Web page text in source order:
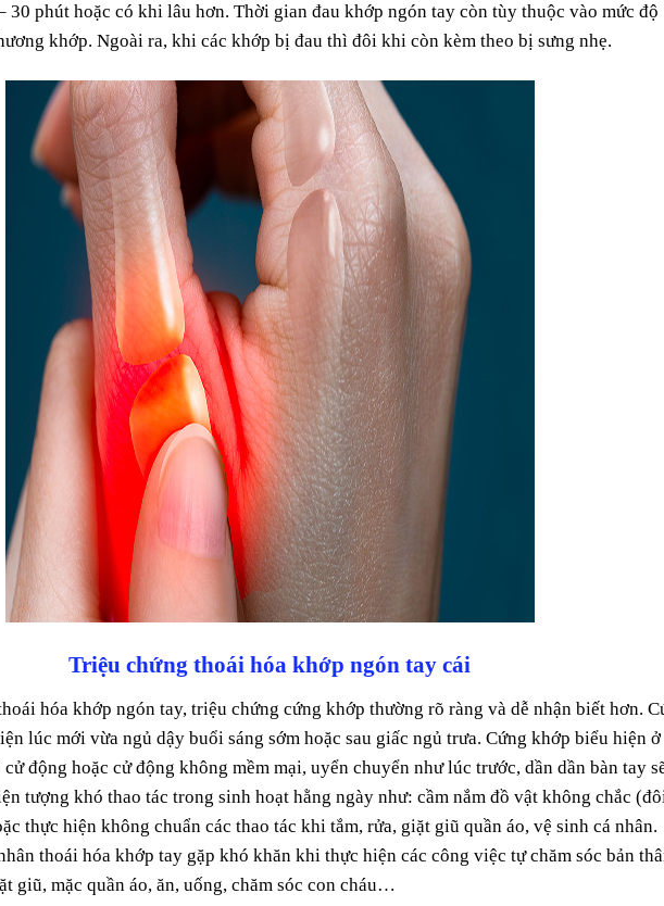
30 phút hoặc có khi lâu hơn. Thời gian đau khớp ngón tay còn tùy thuộc vào mức độ
khớp. Ngoài ra, khi các khớp bị đau thì đôi khi còn kèm theo bị sưng nhẹ.
Triệu chứng thoái hóa khớp ngón tay cái
hóa khớp ngón tay, triệu chứng cứng khớp thường rõ ràng và dễ nhận biết hơn.
lúc mới vừa ngủ dậy buổi sáng sớm hoặc sau giấc ngủ trưa. Cứng khớp biểu hiện ở
động hoặc cử động không mềm mại, uyển chuyển như lúc trước, dần dần bàn tay
tượng khó thao tác trong sinh hoạt hằng ngày như: cầm nắm đồ vật không chắc
thực hiện không chuẩn các thao tác khi tắm, rửa, giặt giũ quần áo, vệ sinh cá nhân.
thoái hóa khớp tay gặp khó khăn khi thực hiện các công việc tự chăm sóc bản
giũ, mặc quần áo, ăn, uống, chăm sóc con cháu…